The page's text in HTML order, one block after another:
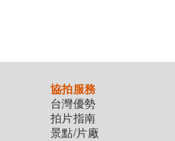
協拍服務
台灣優勢
拍片指南
景點/片廠